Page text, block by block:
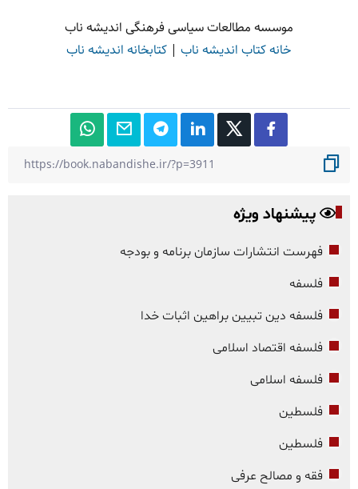
موسسه مطالعات سیاسی فرهنگی اندیشه ناب
خانه کتاب اندیشه ناب | کتابخانه اندیشه ناب
پیشنهاد ویژه
فهرست انتشارات سازمان برنامه و بودجه
فلسفه
فلسفه دین تبیین براهین اثبات خدا
فلسفه اقتصاد اسلامی
فلسفه اسلامی
فلسطین
فلسطین
فقه و مصالح عرفی